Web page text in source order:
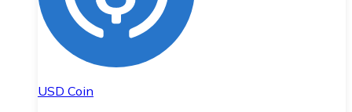
USD Coin